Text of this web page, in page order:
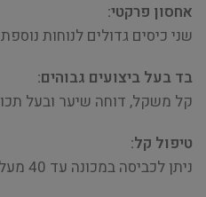
אחסון פרקטי:
שני כיסים גדולים לנוחות
בד בעל ביצועים גבוהים:
קל משקל, דוחה שיער ובעל
טיפול קל:
ניתן לכביסה במכונה עד 40 מעלות.